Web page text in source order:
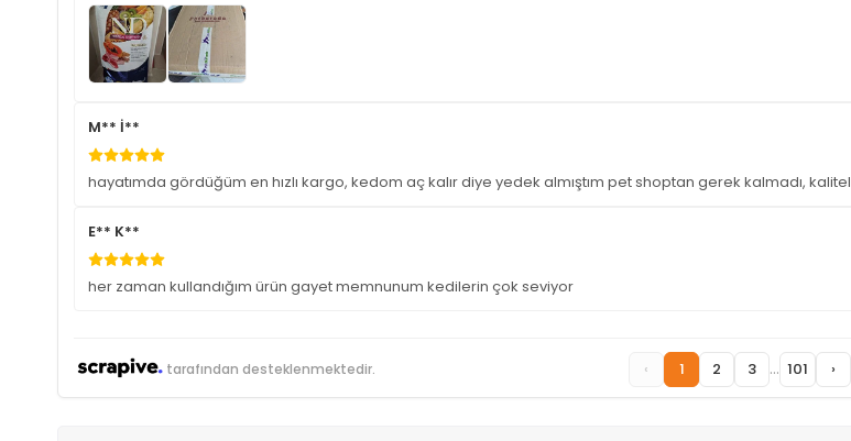
M** İ**
hayatımda gördüğüm en hızlı kargo, kedom aç kalır diye yedek almıştım pet shoptan gerek kalmadı,
E** K**
her zaman kullandığım ürün gayet memnunum kedilerin çok seviyor
tarafından desteklenmektedir. ‹ 1 2 3 ... 101 ›